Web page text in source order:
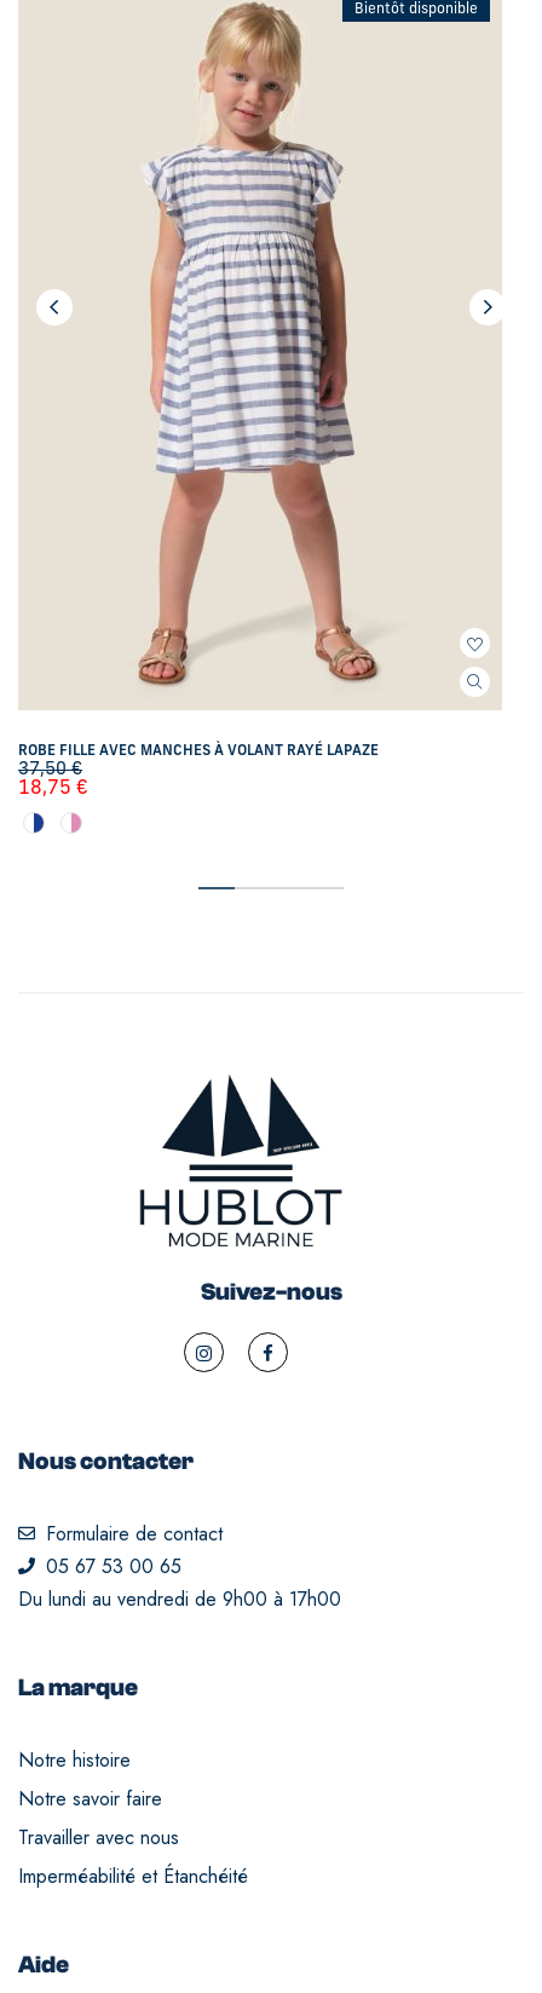
Bientôt disponible
ROBE FILLE AVEC MANCHES À VOLANT RAYÉ LAPAZE
37,50€
18,75 €
Suivez-nous
Nous contacter
Formulaire de contact
05 67 53 00 65
Du lundi au vendredi de 9h00 à 17h00
La marque
Notre histoire
Notre savoir faire
Travailler avec nous
Imperméabilité et Étanchéité
Aide